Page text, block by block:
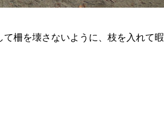
柵を壊さないように、 枝を入れて暇